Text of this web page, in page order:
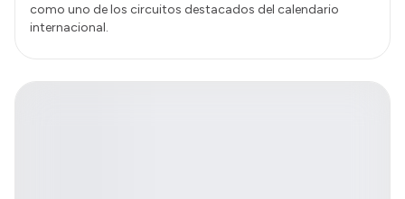
como uno de los circuitos destacados del calendario
internacional.